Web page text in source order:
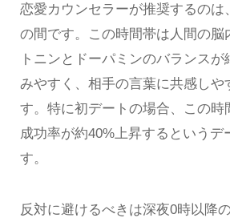
恋愛カウンセラーが推奨するのは
の間です。この時間帯は人間の脳
トニンとドーパミンのバランス
みやすく、相手の言葉に共感しや
す。特に初デートの場合、この時
成功率が約40%上昇するというデ
す。
反対に避けるべきは深夜0時以降